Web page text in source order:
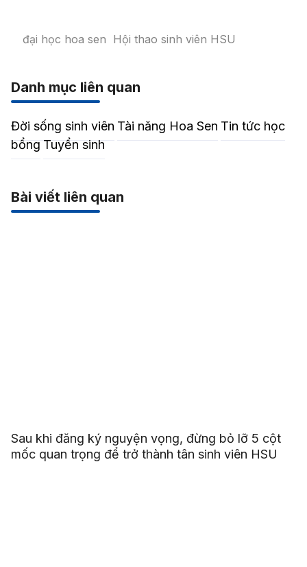
đại học hoa sen Hội thao sinh viên HSU
Danh mục liên quan
Đời sống sinh viên Tài năng Hoa Sen Tin tức học
bổngTuyển sinh
Bài viết liên quan
Sau khi đăng ký nguyện vọng, đừng bỏ lỡ 5 cột
mốc quan trọng để trở thành tân sinh viên HSU